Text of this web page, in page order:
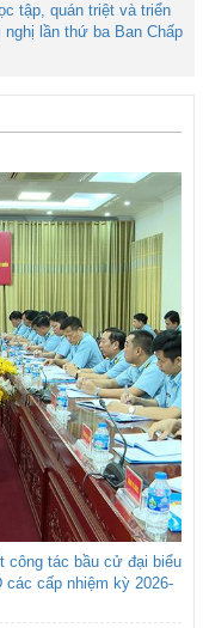
tập, quán triệt và triển
lần thứ ba Ban Chấp
công tác bầu cử đại biểu
cấp nhiệm kỳ 2026-